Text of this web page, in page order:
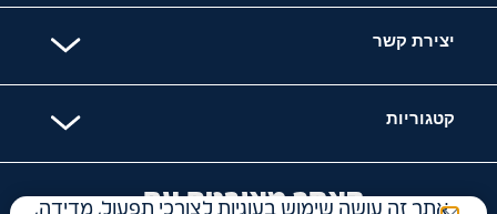
יצירת קשר
קטגוריות
האתר מאובטח עם
אתר זה עושה שימוש בעוגיות לצורכי תפעול, מדידה,